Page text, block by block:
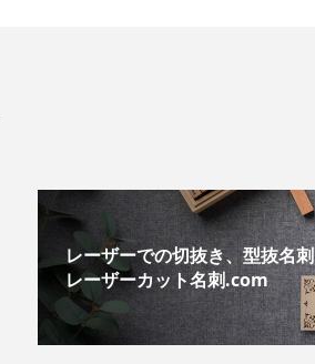
レーザーでの切抜き、型抜名刺
レーザーカット名刺.com